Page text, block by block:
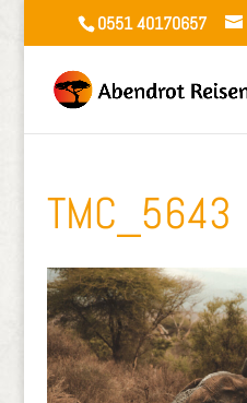
0551 40170657
TMC_5643